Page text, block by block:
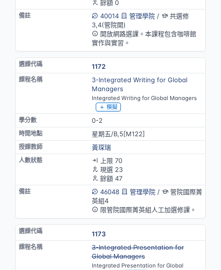
餘額 0
40014
管理學院/
共選修
3,4(管院開)
開放網路選課。本課程包含咖啡館
實作與實習。
1172
3-Integrated Writing for Global
Managers
Integrated Writing for Global Managers
模擬
0-2
星期五/B,5[M122]
黃琛瑞
上限 70
現選 23
餘額 47
46048
管理學院/
管院國際菁
英組4
限管院國際菁英組人工加選修課。
1173
3-Integrated Presentation for
Global Managers
Integrated Presentation for Global